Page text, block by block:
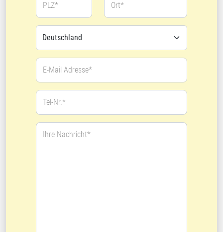
PLZ* Ort*
E-Mail Adresse*
Tel-Nr.*
Ihre Nachricht*